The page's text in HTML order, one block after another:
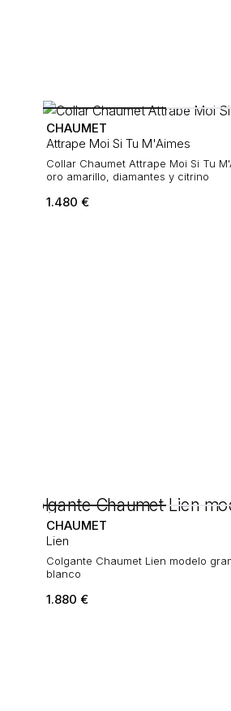
CHAUMET
Attrape Moi Si Tu M'Aimes
Collar Chaumet Attrape Moi Si Tu
oro amarillo, diamantes y citrino
1.480 €
CHAUMET
Lien
Colgante Chaumet Lien modelo
blanco
1.880 €